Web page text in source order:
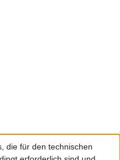
die für den technischen